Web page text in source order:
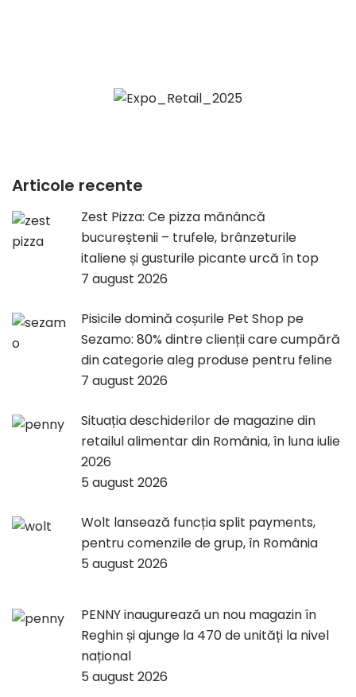
Articole recente
Zest Pizza: Ce pizza mănâncă
bucureștenii – trufele, brânzeturile
italiene și gusturile picante urcă în top
7 august 2026
Pisicile domină coșurile Pet Shop pe
Sezamo: 80% dintre clienții care cumpără
din categorie aleg produse pentru feline
7 august 2026
Situația deschiderilor de magazine din
retailul alimentar din România, în luna iulie
2026
5 august 2026
Wolt lansează funcția split payments,
pentru comenzile de grup, în România
5 august 2026
PENNY inaugurează un nou magazin în
Reghin și ajunge la 470 de unități la nivel
național
5 august 2026